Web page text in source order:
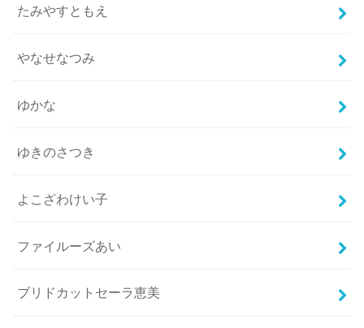
たみやすともえ
やなせなつみ
ゆかな
ゆきのさつき
よこざわけい子
ファイルーズあい
ブリドカットセーラ恵美